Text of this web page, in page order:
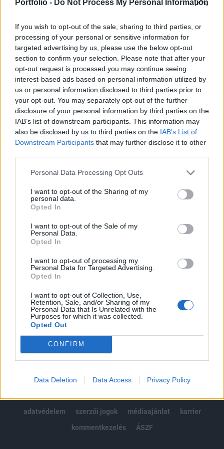
Portfolio - Do Not Process My Personal Information
If you wish to opt-out of the sale, sharing to third parties, or
processing of your personal or sensitive information for
targeted advertising by us, please use the below opt-out
section to confirm your selection. Please note that after your
opt-out request is processed you may continue seeing
interest-based ads based on personal information utilized by
us or personal information disclosed to third parties prior to
your opt-out. You may separately opt-out of the further
disclosure of your personal information by third parties on the
IAB’s list of downstream participants. This information may
also be disclosed by us to third parties on the IAB’s List of
Downstream Participants that may further disclose it to other
Personal Data Processing Opt Outs
I want to opt-out of the Sharing of my
personal data.
Opted In
I want to opt-out of the Sale of my
Personal Data.
Opted In
I want to opt-out of processing my
Personal Data for Targeted Advertising.
Opted In
I want to opt-out of Collection, Use,
Retention, Sale, and/or Sharing of my
Personal Data that Is Unrelated with the
Purposes for which it was collected.
Opted Out
CONFIRM
Data Deletion Data Access Privacy Policy
Az ipar hagyományosan cikcakkos, de trendjében
emelkedő pályájában a június-júliusi visszaesés már
szemmel látható döccenőt jelent. Aggódni azonban nem
igazán kell, a nyári leállások megszokottak a szektorban, a
mostani megingás bőven belefér ebbe a jelenségbe.Az
adat kapcsán Virovácz Péter, az ING elemzője is a nyári
leállások jelentőségét emeli ki. A júliusi visszaesés...
KEDVES OLVASÓNK!
A keresett cikk a portfolio.hu hírarchívumához
tartozik, melynek olvasása előfizetéses
Az előfizetés a következőket tartalmazza:
Kötéslisták: BÉT elmúlt 2 év napon belüli
kötéslistái
Előfizetés
MÁR ELŐFIZETŐNK VAGY?BEJELENTKEZÉS
© 2026 Portfolio
adatvédelem
szerzői jogok médiaajánlat
karrier
kommentkezelés
ÁSZF